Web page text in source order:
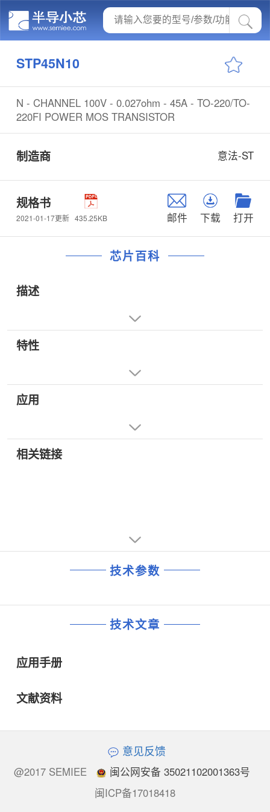
STP45N10
N - CHANNEL 100V - 0.027ohm - 45A - TO-220/TO-
220FI POWER MOS TRANSISTOR
制造商 意法-ST
规格书
2021-01-17更新 435.25KB 邮件 下载 打开
芯片百科
描述
特性
应用
相关链接
技术参数
技术文章
应用手册
文献资料
意见反馈
@2017 SEMIEE
闽公网安备 35021102001363号
闽ICP备17018418